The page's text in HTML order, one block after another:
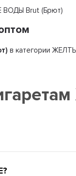
ВОДЫ Brut (Брют)
в категории